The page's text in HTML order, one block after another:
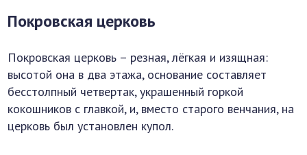
Покровская церковь
Покровская церковь – резная, лёгкая и изящная:
высотой она в два этажа, основание составляет
бесстолпный четвертак, украшенный горкой
кокошников с главкой, и, вместо старого венчания, на
церковь был установлен купол.